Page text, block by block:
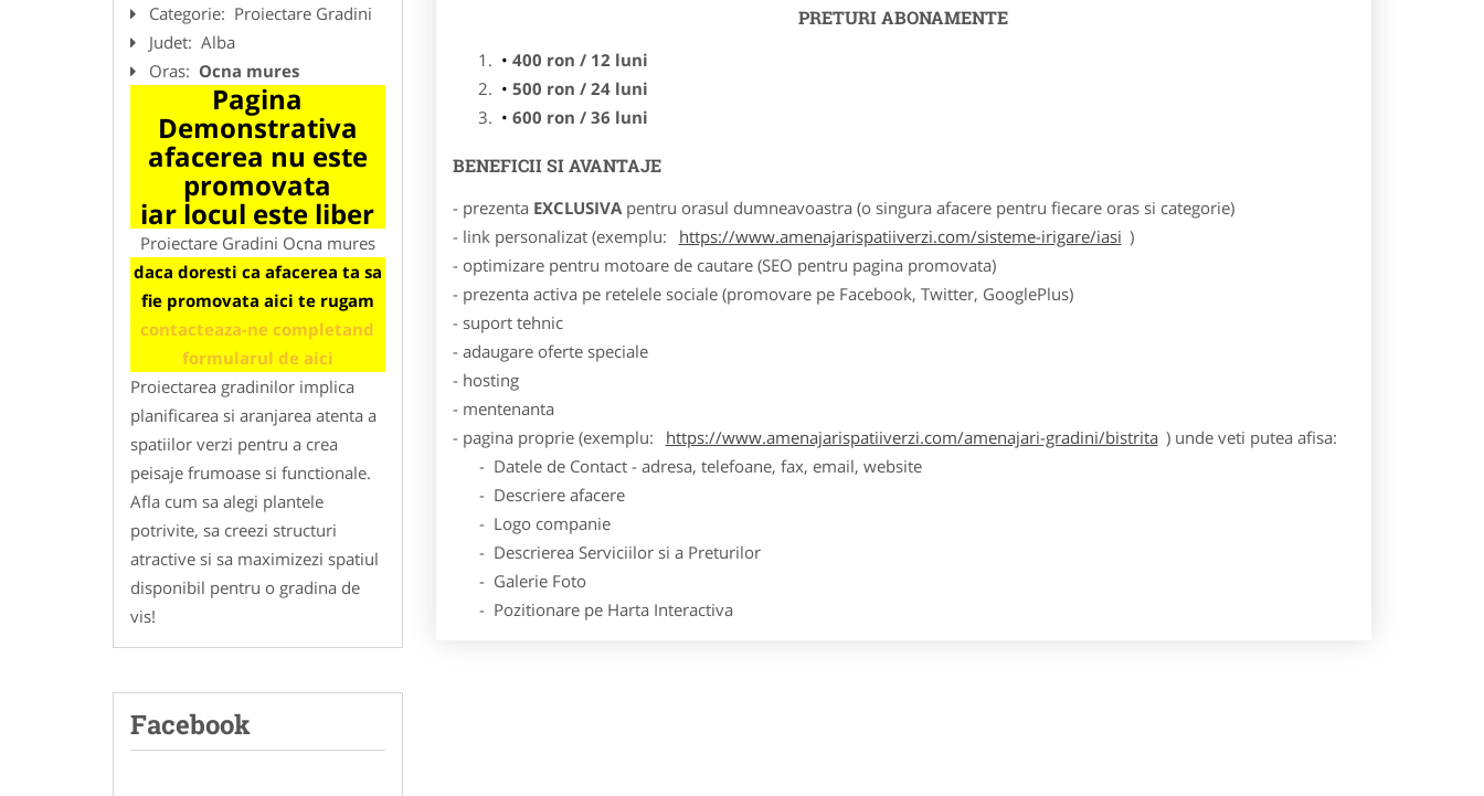
Categorie: Proiectare Gradini
Judet: Alba
Oras: Ocna mures
Pagina
Demonstrativa
afacerea nu este
promovata
iar locul este liber
Proiectare Gradini Ocna mures
daca doresti ca afacerea ta sa
fie promovata aici te rugam
contacteaza-ne completand
formularul de aici
Proiectarea gradinilor implica
planificarea si aranjarea atenta a
spatiilor verzi pentru a crea
peisaje frumoase si functionale.
Afla cum sa alegi plantele
potrivite, sa creezi structuri
atractive si sa maximizezi spatiul
disponibil pentru o gradina de
vis!
Facebook
PRETURI ABONAMENTE
400 ron / 12 luni
500 ron / 24 luni
600 ron / 36 luni
BENEFICII SI AVANTAJE
- prezenta EXCLUSIVApentru orasul dumneavoastra (o singura afacere pentru fiecare oras si categorie)
- link personalizat (exemplu:
https://www.amenajarispatiiverzi.com/sisteme-irigare/iasi )
- optimizare pentru motoare de cautare (SEO pentru pagina promovata)
- prezenta activa pe retelele sociale (promovare pe Facebook, Twitter, GooglePlus)
- suport tehnic
- adaugare oferte speciale
- hosting
- mentenanta
- pagina proprie (exemplu:
https://www.amenajarispatiiverzi.com/amenajari-gradini/bistrita ) unde veti putea afisa:
- Datele de Contact - adresa, telefoane, fax, email, website
- Descriere afacere
- Logo companie
- Descrierea Serviciilor si a Preturilor
- Galerie Foto
- Pozitionare pe Harta Interactiva